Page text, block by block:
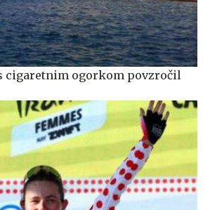
cigaretnim ogorkom povzročil